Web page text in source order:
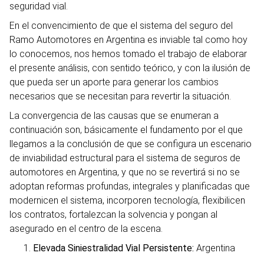
seguridad vial.
En el convencimiento de que el sistema del seguro del
Ramo Automotores en Argentina es inviable tal como hoy
lo conocemos, nos hemos tomado el trabajo de elaborar
el presente análisis, con sentido teórico, y con la ilusión de
que pueda ser un aporte para generar los cambios
necesarios que se necesitan para revertir la situación.
La convergencia de las causas que se enumeran a
continuación son, básicamente el fundamento por el que
llegamos a la conclusión de que se configura un escenario
de inviabilidad estructural para el sistema de seguros de
automotores en Argentina, y que no se revertirá si no se
adoptan reformas profundas, integrales y planificadas que
modernicen el sistema, incorporen tecnología, flexibilicen
los contratos, fortalezcan la solvencia y pongan al
asegurado en el centro de la escena.
Elevada Siniestralidad Vial Persistente: Argentina